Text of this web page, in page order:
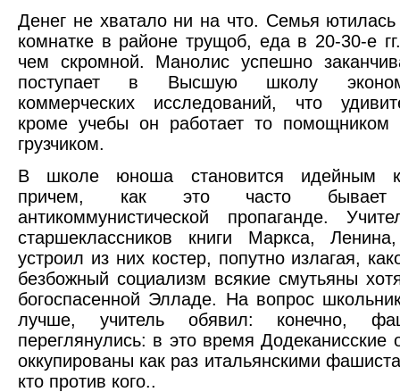
Денег не хватало ни на что. Семья
комнатке в районе трущоб, еда в 20-30-е
чем скромной. Манолис успешно
поступает в Высшую школу
коммерческих исследований, что
кроме учебы он работает то помощником
грузчиком.
В школе юноша становится идейным
причем, как это часто бывает
антикоммунистической пропаганде.
старшеклассников книги Маркса,
устроил из них костер, попутно излагая,
безбожный социализм всякие смутьяны
богоспасенной Элладе. На вопрос
лучше, учитель обявил: конечно,
переглянулись: в это время Додеканисские
оккупированы как раз итальянскими
кто против кого..